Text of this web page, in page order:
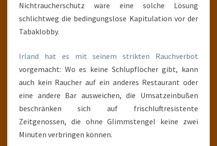
Nichtraucherschutz wäre eine solche Lösung
schlichtweg die bedingungslose Kapitulation vor der
Tabaklobby.
Irland hat es mit seinem strikten Rauchverbot
vorgemacht: Wo es keine Schlupflöcher gibt, kann
auch kein Raucher auf ein anderes Restaurant oder
eine andere Bar ausweichen, die Umsatzeinbußen
beschränken sich auf frischluftresistente
Zeitgenossen, die ohne Glimmstengel keine zwei
Minuten verbringen können.